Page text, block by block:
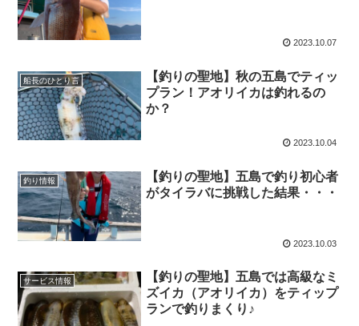
2023.10.07
船長のひとり言
【釣りの聖地】秋の五島でティッ
プラン！アオリイカは釣れるの
か？
2023.10.04
釣り情報
【釣りの聖地】五島で釣り初心者
がタイラバに挑戦した結果・・・
2023.10.03
サービス情報
【釣りの聖地】五島では高級なミ
ズイカ（アオリイカ）をティップ
ランで釣りまくり♪